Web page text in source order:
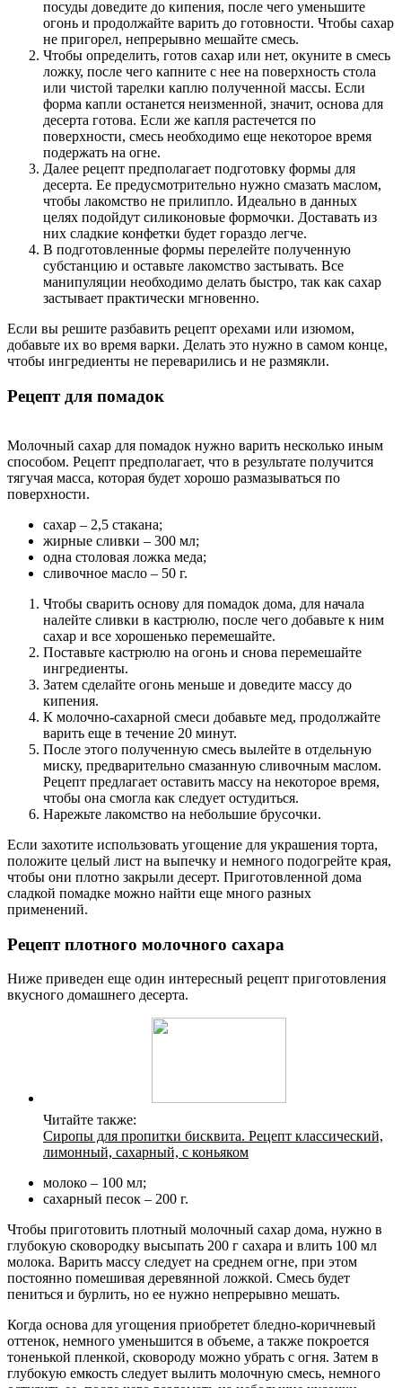
посуды доведите до кипения, после чего уменьшите
огонь и продолжайте варить до готовности. Чтобы сахар
не пригорел, непрерывно мешайте смесь.
Чтобы определить, готов сахар или нет, окуните в смесь
ложку, после чего капните с нее на поверхность стола
или чистой тарелки каплю полученной массы. Если
форма капли останется неизменной, значит, основа для
десерта готова. Если же капля растечется по
поверхности, смесь необходимо еще некоторое время
подержать на огне.
Далее рецепт предполагает подготовку формы для
десерта. Ее предусмотрительно нужно смазать маслом,
чтобы лакомство не прилипло. Идеально в данных
целях подойдут силиконовые формочки. Доставать из
них сладкие конфетки будет гораздо легче.
В подготовленные формы перелейте полученную
субстанцию и оставьте лакомство застывать. Все
манипуляции необходимо делать быстро, так как сахар
застывает практически мгновенно.
Если вы решите разбавить рецепт орехами или изюмом,
добавьте их во время варки. Делать это нужно в самом конце,
чтобы ингредиенты не переварились и не размякли.
Рецепт для помадок
Молочный сахар для помадок нужно варить несколько иным
способом. Рецепт предполагает, что в результате получится
тягучая масса, которая будет хорошо размазываться по
поверхности.
сахар – 2,5 стакана;
жирные сливки – 300 мл;
одна столовая ложка меда;
сливочное масло – 50 г.
Чтобы сварить основу для помадок дома, для начала
налейте сливки в кастрюлю, после чего добавьте к ним
сахар и все хорошенько перемешайте.
Поставьте кастрюлю на огонь и снова перемешайте
ингредиенты.
Затем сделайте огонь меньше и доведите массу до
кипения.
К молочно-сахарной смеси добавьте мед, продолжайте
варить еще в течение 20 минут.
После этого полученную смесь вылейте в отдельную
миску, предварительно смазанную сливочным маслом.
Рецепт предлагает оставить массу на некоторое время,
чтобы она смогла как следует остудиться.
Нарежьте лакомство на небольшие брусочки.
Если захотите использовать угощение для украшения торта,
положите целый лист на выпечку и немного подогрейте края,
чтобы они плотно закрыли десерт. Приготовленной дома
сладкой помадке можно найти еще много разных
применений.
Рецепт плотного молочного сахара
Ниже приведен еще один интересный рецепт приготовления
вкусного домашнего десерта.
Читайте также:
Сиропы для пропитки бисквита. Рецепт классический,
лимонный, сахарный, с коньяком
молоко – 100 мл;
сахарный песок – 200 г.
Чтобы приготовить плотный молочный сахар дома, нужно в
глубокую сковородку высыпать 200 г сахара и влить 100 мл
молока. Варить массу следует на среднем огне, при этом
постоянно помешивая деревянной ложкой. Смесь будет
пениться и бурлить, но ее нужно непрерывно мешать.
Когда основа для угощения приобретет бледно-коричневый
оттенок, немного уменьшится в объеме, а также покроется
тоненькой пленкой, сковороду можно убрать с огня. Затем в
глубокую емкость следует вылить молочную смесь, немного